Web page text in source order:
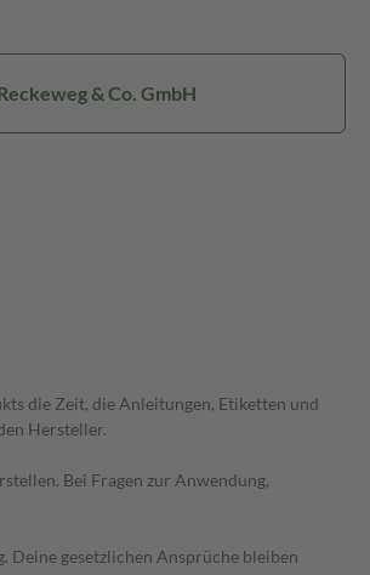
& Co. GmbH
die Zeit, die Anleitungen, Etiketten und
Hersteller.
Bei Fragen zur Anwendung,
gesetzlichen Ansprüche bleiben